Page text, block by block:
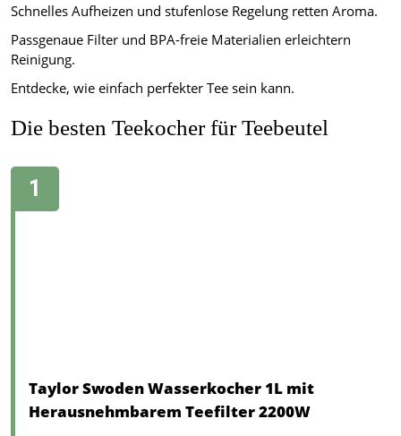
Schnelles Aufheizen und stufenlose Regelung retten Aroma.
Passgenaue Filter und BPA-freie Materialien erleichtern
Reinigung.
Entdecke, wie einfach perfekter Tee sein kann.
Die besten Teekocher für Teebeutel
Taylor Swoden Wasserkocher 1L mit
Herausnehmbarem Teefilter 2200W